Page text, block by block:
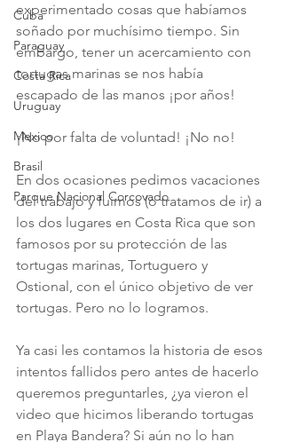
Cuba
Paraguay
Costa Rica
Uruguay
Mexico
Brasil
Parque Nacional Corcovado
experimentado cosas que habíamos
soñado por muchísimo tiempo. Sin
embargo, tener un acercamiento con
tortugas marinas se nos había
escapado de las manos ¡por años!
¡No por falta de voluntad! ¡No no!
En dos ocasiones pedimos vacaciones
del trabajo y fuimos (o tratamos de ir) a
los dos lugares en Costa Rica que son
famosos por su protección de las
tortugas marinas, Tortuguero y
Ostional, con el único objetivo de ver
tortugas. Pero no lo logramos.
Ya casi les contamos la historia de esos
intentos fallidos pero antes de hacerlo
queremos preguntarles, ¿ya vieron el
video que hicimos liberando tortugas
en Playa Bandera? Si aún no lo han